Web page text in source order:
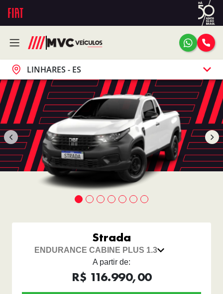
LINHARES - ES
Strada
ENDURANCE CABINE PLUS 1.3
A partir de:
R$ 116.990,00